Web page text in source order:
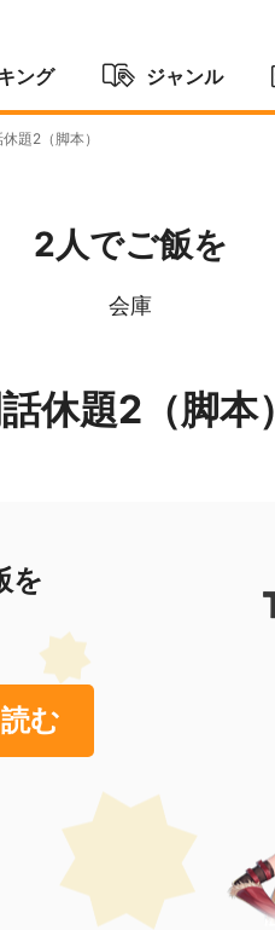
ング ジャンル
題2（脚本）
2人でご飯を
会庫
休題2（脚本）
を
む